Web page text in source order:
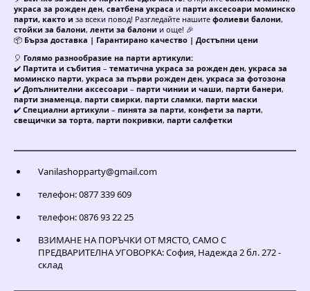
украса за рожден ден, сватбена украса и парти аксесоари моминско
парти, както и за всеки повод! Разгледайте нашите фолиеви балони,
стойки за балони, ленти за балони и още! 🎉
📦 Бърза доставка | Гарантирано качество | Достъпни цени
🎈 Голямо разнообразие на парти артикули:
✔️ Партита и събития – тематична украса за рожден ден, украса за
моминско парти, украса за първи рожден ден, украса за фотозона
✔️ Допълнителни аксесоари – парти чинии и чаши, парти банери,
парти знаменца, парти свирки, парти сламки, парти маски
✔️ Специални артикули – пинята за парти, конфети за парти,
свещички за торта, парти покривки, парти салфетки
Vanilashopparty@gmail.com
телефон: 0877 339 609
телефон: 0876 93 22 25
ВЗИМАНЕ НА ПОРЪЧКИ ОТ МЯСТО, САМО С
ПРЕДВАРИТЕЛНА УГОВОРКА: София, Надежда 2 бл. 272 -
склад